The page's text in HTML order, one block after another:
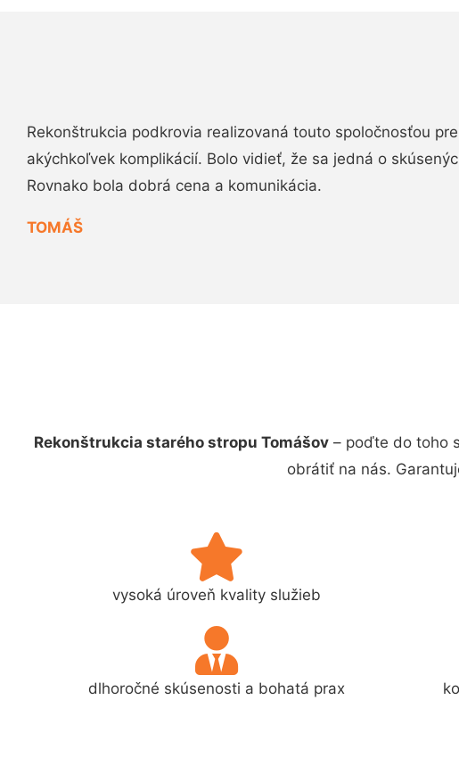
Rekonštrukcia podkrovia realizovaná touto spoločnosťou
akýchkoľvek komplikácií. Bolo vidieť, že sa jedná o
Rovnako bola dobrá cena a komunikácia.
TOMÁŠ
Rekonštrukcia starého stropu Tomášov– poďte do toho
obrátiť na nás.
vysoká úroveň kvality služieb
dlhoročné skúsenosti a bohatá prax